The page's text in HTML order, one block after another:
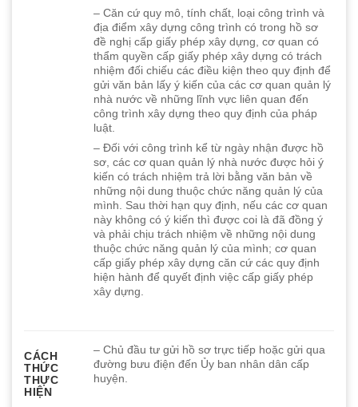
– Căn cứ quy mô, tính chất, loại công trình và
địa điểm xây dựng công trình có trong hồ sơ
đề nghị cấp giấy phép xây dựng, cơ quan có
thẩm quyền cấp giấy phép xây dựng có trách
nhiệm đối chiếu các điều kiện theo quy định để
gửi văn bản lấy ý kiến của các cơ quan quản lý
nhà nước về những lĩnh vực liên quan đến
công trình xây dựng theo quy định của pháp
luật.
– Đối với công trình kể từ ngày nhận được hồ
sơ, các cơ quan quản lý nhà nước được hỏi ý
kiến có trách nhiệm trả lời bằng văn bản về
những nội dung thuộc chức năng quản lý của
mình. Sau thời hạn quy định, nếu các cơ quan
này không có ý kiến thì được coi là đã đồng ý
và phải chịu trách nhiệm về những nội dung
thuộc chức năng quản lý của mình; cơ quan
cấp giấy phép xây dựng căn cứ các quy định
hiện hành để quyết định việc cấp giấy phép
xây dựng.
CÁCH
THỨC
THỰC
HIỆN
– Chủ đầu tư gửi hồ sơ trực tiếp hoặc gửi qua
đường bưu điện đến Ủy ban nhân dân cấp
huyện.